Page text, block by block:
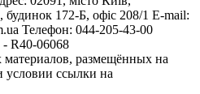
172-Б, офіс 208/1 E-mail:
Телефон: 044-205-43-00
R40-06068
размещённых на
условии ссылки на